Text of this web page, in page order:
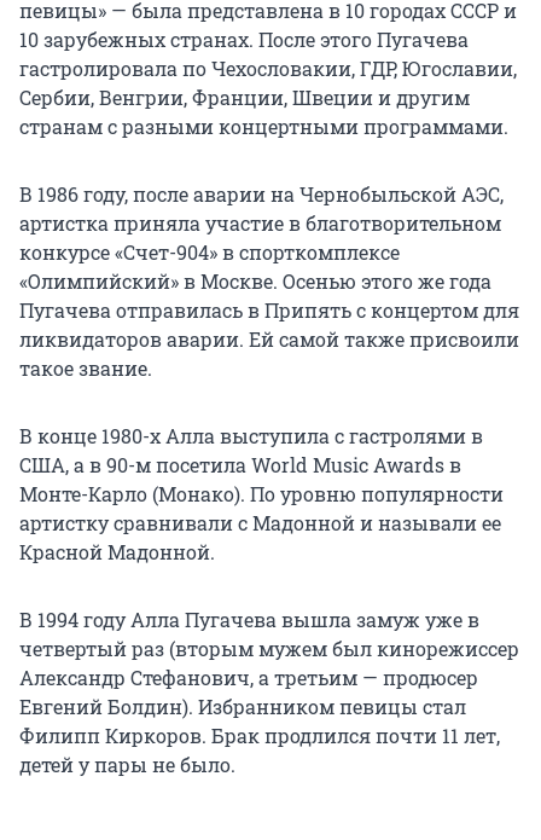
певицы» — была представлена в 10 городах СССР и
10 зарубежных странах. После этого Пугачева
гастролировала по Чехословакии, ГДР, Югославии,
Сербии, Венгрии, Франции, Швеции и другим
странам с разными концертными программами.
В 1986 году, после аварии на Чернобыльской АЭС,
артистка приняла участие в благотворительном
конкурсе «Счет-904» в спорткомплексе
«Олимпийский» в Москве. Осенью этого же года
Пугачева отправилась в Припять с концертом для
ликвидаторов аварии. Ей самой также присвоили
такое звание.
В конце 1980-х Алла выступила с гастролями в
США, а в 90-м посетила World Music Awards в
Монте-Карло (Монако). По уровню популярности
артистку сравнивали с Мадонной и называли ее
Красной Мадонной.
В 1994 году Алла Пугачева вышла замуж уже в
четвертый раз (вторым мужем был кинорежиссер
Александр Стефанович, а третьим — продюсер
Евгений Болдин). Избранником певицы стал
Филипп Киркоров. Брак продлился почти 11 лет,
детей у пары не было.